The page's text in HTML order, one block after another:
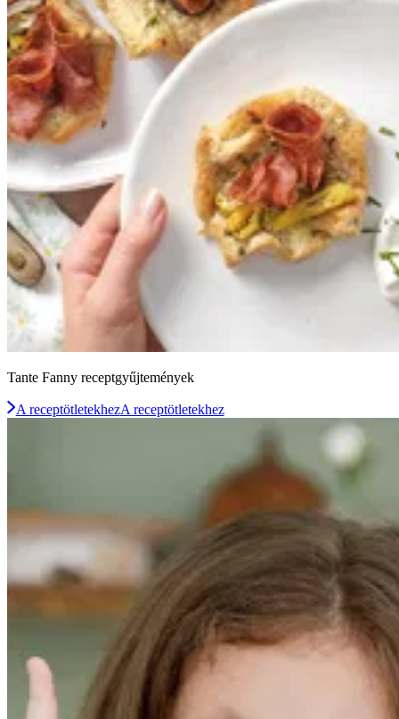
Tante Fanny receptgyűjtemények
A receptötletekhezA receptötletekhez